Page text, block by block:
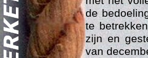
de
te
zijn en
van